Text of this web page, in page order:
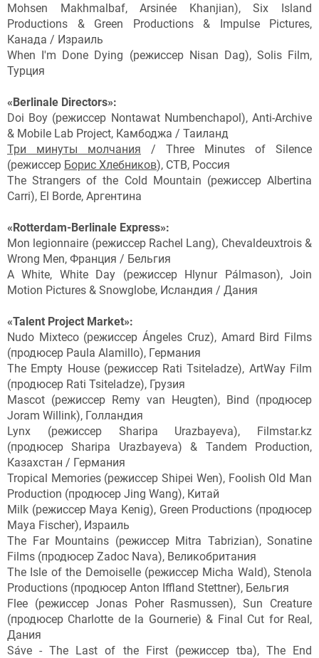
Mohsen Makhmalbaf, Arsinée Khanjian), Six Island
Productions & Green Productions & Impulse Pictures,
Канада / Израиль
When I'm Done Dying (режиссер Nisan Dag), Solis Film,
Турция
«Berlinale Directors»:
Doi Boy (режиссер Nontawat Numbenchapol), Anti-Archive
& Mobile Lab Project, Камбоджа / Таиланд
Три минуты молчания / Three Minutes of Silence
(режиссер Борис Хлебников), CTB, Россия
The Strangers of the Cold Mountain (режиссер Albertina
Carri), El Borde, Аргентина
«Rotterdam-Berlinale Express»:
Mon legionnaire (режиссер Rachel Lang), Chevaldeuxtrois &
Wrong Men, Франция / Бельгия
A White, White Day (режиссер Hlynur Pálmason), Join
Motion Pictures & Snowglobe, Исландия / Дания
«Talent Project Market»:
Nudo Mixteco (режиссер Ángeles Cruz), Amard Bird Films
(продюсер Paula Alamillo), Германия
The Empty House (режиссер Rati Tsiteladze), ArtWay Film
(продюсер Rati Tsiteladze), Грузия
Mascot (режиссер Remy van Heugten), Bind (продюсер
Joram Willink), Голландия
Lynx (режиссер Sharipa Urazbayeva), Filmstar.kz
(продюсер Sharipa Urazbayeva) & Tandem Production,
Казахстан / Германия
Tropical Memories (режиссер Shipei Wen), Foolish Old Man
Production (продюсер Jing Wang), Китай
Milk (режиссер Maya Kenig), Green Productions (продюсер
Maya Fischer), Израиль
The Far Mountains (режиссер Mitra Tabrizian), Sonatine
Films (продюсер Zadoc Nava), Великобритания
The Isle of the Demoiselle (режиссер Micha Wald), Stenola
Productions (продюсер Anton Iffland Stettner), Бельгия
Flee (режиссер Jonas Poher Rasmussen), Sun Creature
(продюсер Charlotte de la Gournerie) & Final Cut for Real,
Дания
Sáve - The Last of the First (режиссер tba), The End